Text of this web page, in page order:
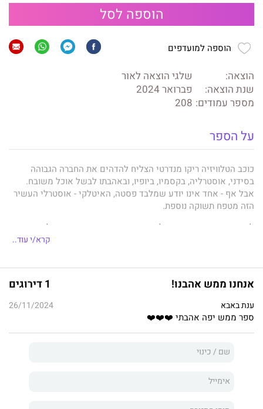
הוספה לסל
הוספה למועדפים
הוצאה:
שלגי הוצאה לאור
שנת הוצאה:
פברואר 2024
מספר עמודים: 208
על הספר
כוכב הטלוויזיה ריקו מנדרטי הצליח להדהים את החברה הגבוהה
בסידני, אוסטרליה, בקסמיו, ביופיו, ובאהבתו לבשל אוכל משובח.
אבל אף - אחד אינו יודע שמלבד פסטה, האיטלקי - אוסטרלי העשיר
הזה מטפח תשוקה נוספת.
למרות שהוא יודע שרני סלנסקי היפהיפיה מתעבת אותו, ולא מהיום,
הרי שבעיניו הדבר הופך אותה לנחשקת והוא לא יכול להוציא אותה
משחק קלפים - ובתוך כך זוכה גם ברני. עכשיו היא של ריקו לחודש -
קרא/י עוד..
אנחנו ממש אהבנו! 1 דירוגים
ענת באבא 26/11/2024
ספר ממש יפה אהבתי ❤️❤️❤️